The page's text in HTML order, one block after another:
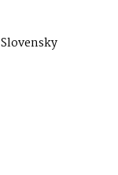
Slovensky